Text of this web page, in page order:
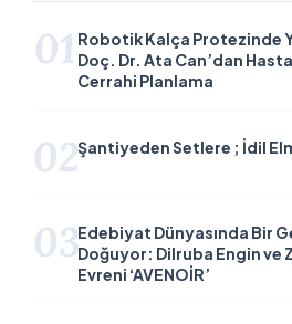
01 Robotik Kalça Protezinde
Doç. Dr. Ata Can’dan
Cerrahi Planlama
02Şantiyeden Setlere ; İdil
03Edebiyat Dünyasında Bir
Doğuyor: Dilruba Engin ve
Evreni ‘AVENOİR’